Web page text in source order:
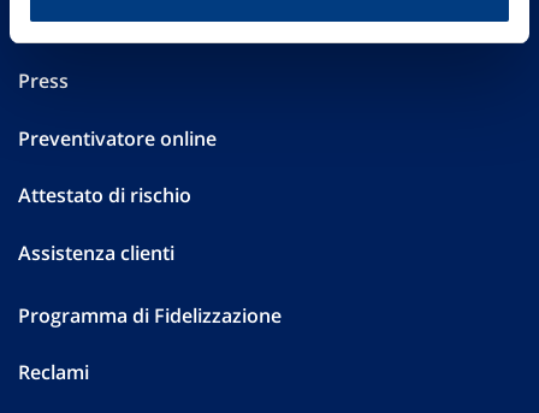
Performances
Press
Preventivatore online
Attestato di rischio
Assistenza clienti
Programma di Fidelizzazione
Reclami